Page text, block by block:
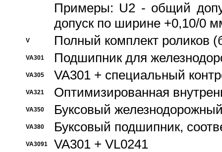
Примеры: U2 - общий
допуск по ширине +0,10/0
V Полный комплект роликов
VA301 Подшипник для
VA305 VA301 + специальный
VA321 Оптимизированная
VA350 Буксовый
VA380 Буксовый подшипник,
VA3091 VA301 + VL0241